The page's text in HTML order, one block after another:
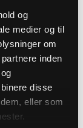
og
medier og til
om
inden
disse
eller som